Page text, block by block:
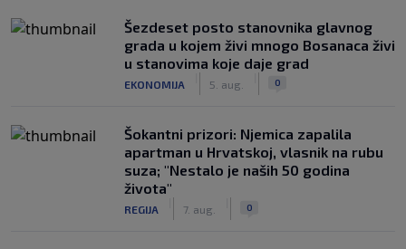
Šezdeset posto stanovnika glavnog
grada u kojem živi mnogo Bosanaca živi
u stanovima koje daje grad
EKONOMIJA 5. aug. 0
Šokantni prizori: Njemica zapalila
apartman u Hrvatskoj, vlasnik na rubu
suza; "Nestalo je naših 50 godina
života"
REGIJA 7. aug. 0